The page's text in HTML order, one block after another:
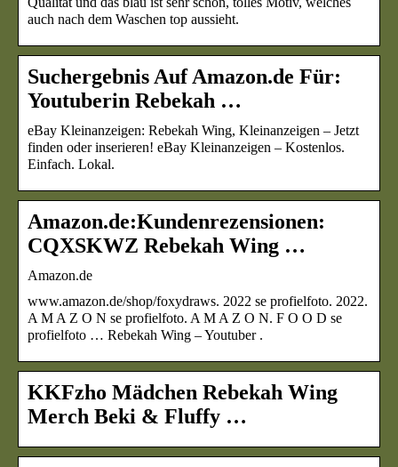
auch nach dem Waschen top aussieht.
Suchergebnis Auf Amazon.de Für:
Youtuberin Rebekah …
eBay Kleinanzeigen: Rebekah Wing, Kleinanzeigen – Jetzt
finden oder inserieren! eBay Kleinanzeigen – Kostenlos.
Einfach. Lokal.
Amazon.de:Kundenrezensionen:
CQXSKWZ Rebekah Wing …
Amazon.de
www.amazon.de/shop/foxydraws. 2022 se profielfoto. 2022.
A M A Z O N se profielfoto. A M A Z O N. F O O D se
profielfoto … Rebekah Wing – Youtuber .
KKFzho Mädchen Rebekah Wing
Merch Beki & Fluffy …